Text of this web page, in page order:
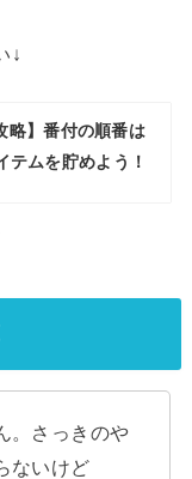
↓
略】番付の順番は
テムを貯めよう！
。さっきのや
ないけど